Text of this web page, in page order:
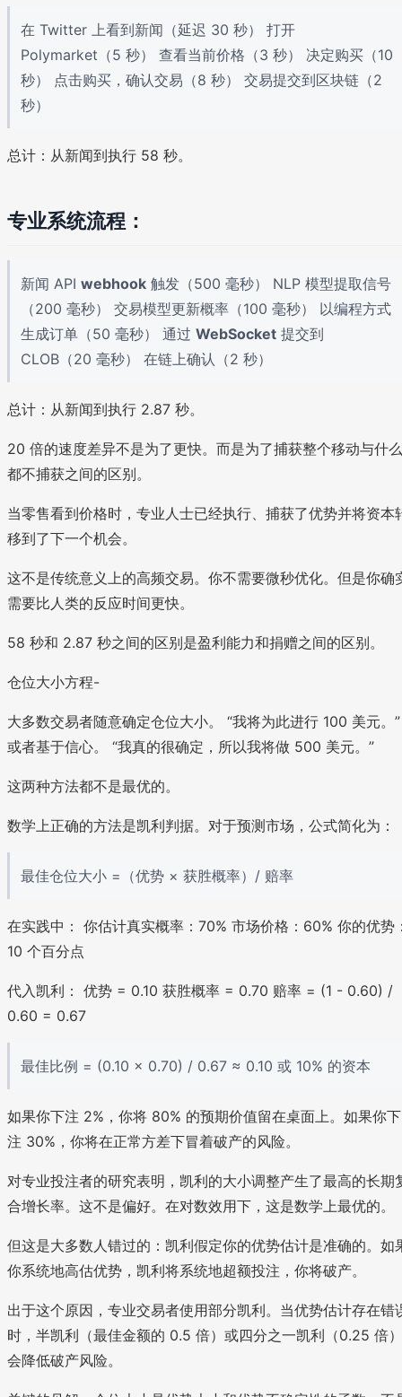
在 Twitter 上看到新闻（延迟 30 秒） 打开
Polymarket（5 秒） 查看当前价格（3 秒） 决定购买（10
秒） 点击购买，确认交易（8 秒） 交易提交到区块链（2
秒）
总计：从新闻到执行 58 秒。
专业系统流程：
新闻 API webhook 触发（500 毫秒） NLP 模型提取信号
（200 毫秒） 交易模型更新概率（100 毫秒） 以编程方式
生成订单（50 毫秒） 通过 WebSocket 提交到
CLOB（20 毫秒） 在链上确认（2 秒）
总计：从新闻到执行 2.87 秒。
20 倍的速度差异不是为了更快。而是为了捕获整个移动与什么
都不捕获之间的区别。
当零售看到价格时，专业人士已经执行、捕获了优势并将资本
移到了下一个机会。
这不是传统意义上的高频交易。你不需要微秒优化。但是你确
需要比人类的反应时间更快。
58 秒和 2.87 秒之间的区别是盈利能力和捐赠之间的区别。
仓位大小方程-
大多数交易者随意确定仓位大小。 “我将为此进行 100 美元。”
或者基于信心。 “我真的很确定，所以我将做 500 美元。”
这两种方法都不是最优的。
数学上正确的方法是凯利判据。对于预测市场，公式简化为：
最佳仓位大小 =（优势 × 获胜概率）/ 赔率
在实践中： 你估计真实概率：70% 市场价格：60% 你的优势
10 个百分点
代入凯利： 优势 = 0.10 获胜概率 = 0.70 赔率 = (1 - 0.60) /
0.60 = 0.67
最佳比例 = (0.10 × 0.70) / 0.67 ≈ 0.10 或 10% 的资本
如果你下注 2%，你将 80% 的预期价值留在桌面上。如果你下
注 30%，你将在正常方差下冒着破产的风险。
对专业投注者的研究表明，凯利的大小调整产生了最高的长期
合增长率。这不是偏好。在对数效用下，这是数学上最优的。
但这是大多数人错过的：凯利假定你的优势估计是准确的。如
你系统地高估优势，凯利将系统地超额投注，你将破产。
出于这个原因，专业交易者使用部分凯利。当优势估计存在错
时，半凯利（最佳金额的 0.5 倍）或四分之一凯利（0.25 倍）
会降低破产风险。